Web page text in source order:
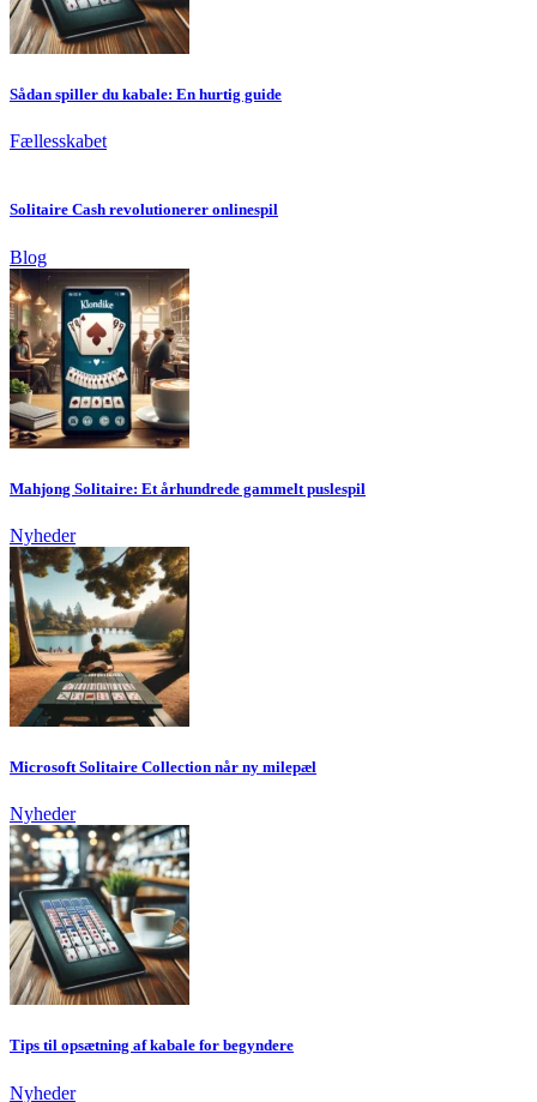
Sådan spiller du kabale: En hurtig guide
Fællesskabet
Solitaire Cash revolutionerer onlinespil
Blog
Mahjong Solitaire: Et århundrede gammelt puslespil
Nyheder
Microsoft Solitaire Collection når ny milepæl
Nyheder
Tips til opsætning af kabale for begyndere
Nyheder